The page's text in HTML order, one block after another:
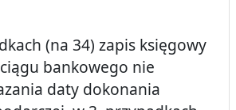
(na 34) zapis księgowy
bankowego nie
daty dokonania